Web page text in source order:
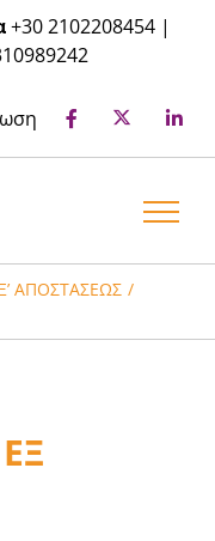
+30 2102208454|
ΑΠΟΣΤΆΣΕΩΣ